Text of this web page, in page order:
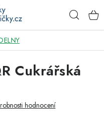
Cukrářská
hodnocení